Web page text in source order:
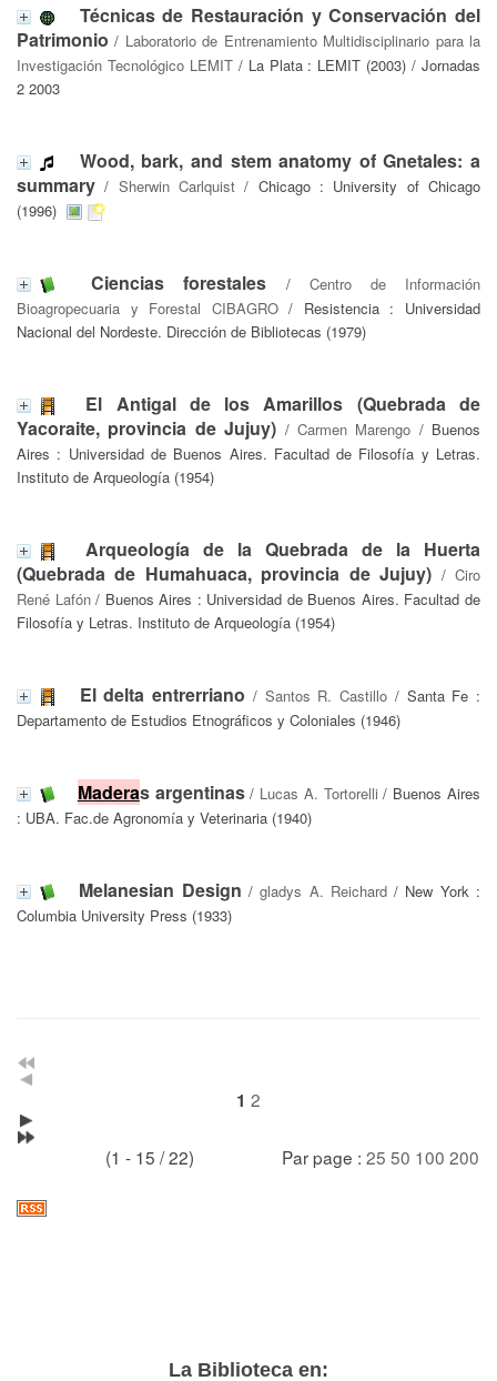
Técnicas de Restauración y Conservación del
Patrimonio / Laboratorio de Entrenamiento Multidisciplinario para la
Investigación Tecnológico LEMIT/ La Plata : LEMIT (2003) / Jornadas
2 2003
Wood, bark, and stem anatomy of Gnetales: a
summary / Sherwin Carlquist / Chicago : University of Chicago
(1996)
Ciencias forestales / Centro de Información
Bioagropecuaria y Forestal CIBAGRO/ Resistencia : Universidad
Nacional del Nordeste. Dirección de Bibliotecas (1979)
El Antigal de los Amarillos (Quebrada de
Yacoraite, provincia de Jujuy) / Carmen Marengo / Buenos
Aires : Universidad de Buenos Aires. Facultad de Filosofía y Letras.
Instituto de Arqueología (1954)
Arqueología de la Quebrada de la Huerta
(Quebrada de Humahuaca, provincia de Jujuy) /Ciro
René Lafón/ Buenos Aires : Universidad de Buenos Aires. Facultad de
Filosofía y Letras. Instituto de Arqueología (1954)
El delta entrerriano / Santos R. Castillo / Santa Fe :
Departamento de Estudios Etnográficos y Coloniales (1946)
Maderas argentinas/ Lucas A. Tortorelli / Buenos Aires
: UBA. Fac.de Agronomía y Veterinaria (1940)
Melanesian Design /gladys A. Reichard/ New York :
Columbia University Press (1933)
1 2
(1 - 15 / 22) Par page : 25 50 100 200
La Biblioteca en: